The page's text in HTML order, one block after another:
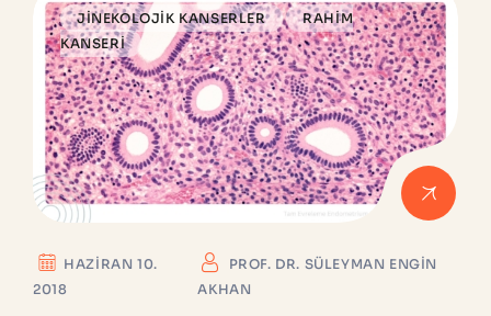
JINEKOLOJIK KANSERLER
RAHIM
KANSERI
HAZIRAN 10.
2018
PROF. DR. SÜLEYMAN ENGIN
AKHAN